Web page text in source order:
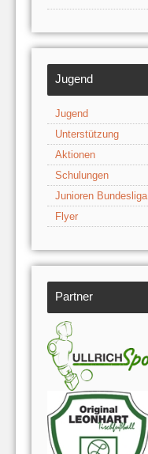
Jugend
Jugend
Unterstützung
Aktionen
Schulungen
Junioren Bundesliga
Flyer
Partner